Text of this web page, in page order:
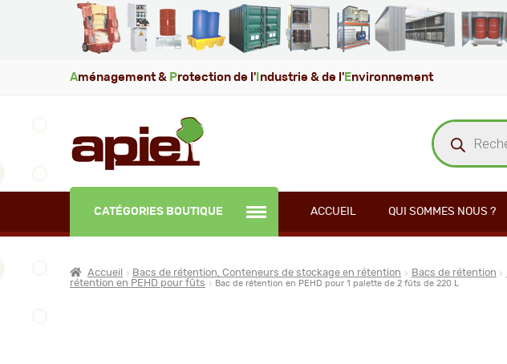
Aménagement & Protection de l' ndustrie & de l' Environnement
Recherche
de
produits
CATÉGORIES BOUTIQUE ACCUEIL QUI SOMMES NOUS ?
Accueil Bacs de rétention, Conteneurs de stockage en rétention Bacs de rétention
rétention en PEHD pour fûts
Bac de rétention en PEHD pour 1 palette de 2 fûts de 220 L